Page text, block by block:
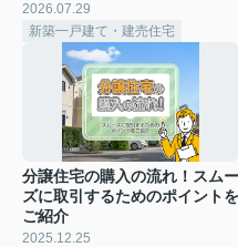
2026.07.29
新築一戸建て・建売住宅
分譲住宅の購入の流れ！スムー
ズに取引するためのポイントを
ご紹介
2025.12.25